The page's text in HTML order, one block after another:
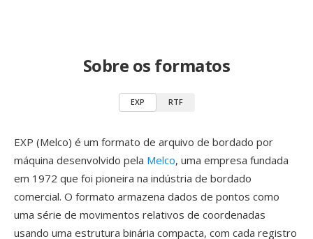
Sobre os formatos
EXP RTF
EXP (Melco) é um formato de arquivo de bordado por
máquina desenvolvido pela Melco, uma empresa fundada
em 1972 que foi pioneira na indústria de bordado
comercial. O formato armazena dados de pontos como
uma série de movimentos relativos de coordenadas
usando uma estrutura binária compacta, com cada registro